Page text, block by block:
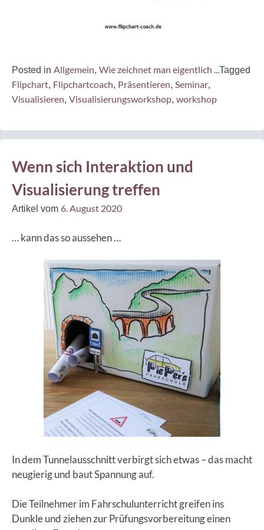
Posted in Allgemein, Wie zeichnet man eigentlich ... Tagged
Flipchart, Flipchartcoach, Präsentieren, Seminar,
Visualisieren, Visualisierungsworkshop, workshop
Wenn sich Interaktion und
Visualisierung treffen
Artikel vom 6. August 2020
… kann das so aussehen …
In dem Tunnelausschnitt verbirgt sich etwas – das macht
neugierig und baut Spannung auf.
Die Teilnehmer im Fahrschulunterricht greifen ins
Dunkle und ziehen zur Prüfungsvorbereitung einen